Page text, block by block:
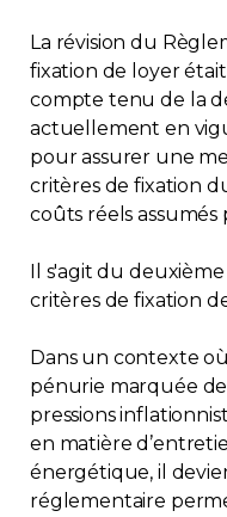
La révision du
fixation de loyer
compte tenu de la
actuellement en
pour assurer une
critères de fixation
coûts réels assumés
Il s'agit du
critères de fixation
Dans un contexte
pénurie marquée
pressions
en matière
énergétique, il
réglementaire